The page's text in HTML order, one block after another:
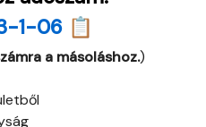
1-06 📋
a másoláshoz.)